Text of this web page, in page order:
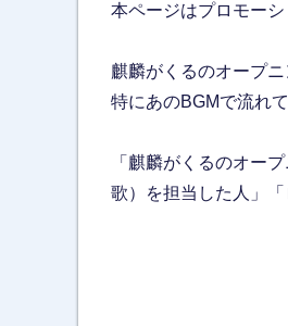
本ページはプロモーシ
麒麟がくるのオープニ
特にあのBGMで流れ
「麒麟がくるのオー
歌）を担当した人」